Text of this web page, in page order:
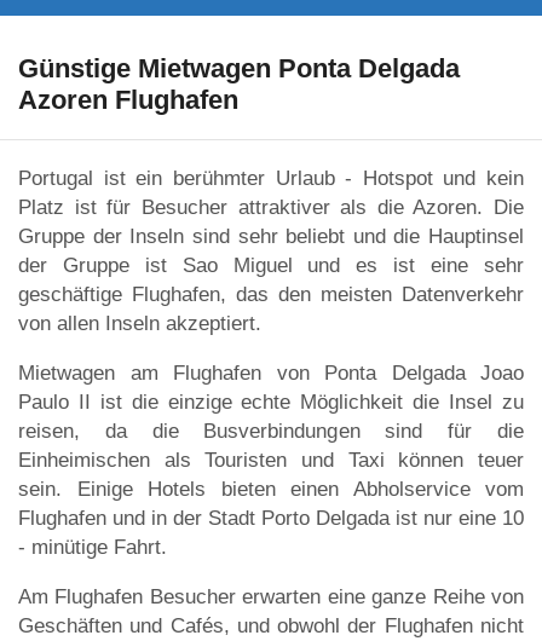
Günstige Mietwagen Ponta Delgada
Azoren Flughafen
Portugal ist ein berühmter Urlaub - Hotspot und kein
Platz ist für Besucher attraktiver als die Azoren. Die
Gruppe der Inseln sind sehr beliebt und die Hauptinsel
der Gruppe ist Sao Miguel und es ist eine sehr
geschäftige Flughafen, das den meisten Datenverkehr
von allen Inseln akzeptiert.
Mietwagen am Flughafen von Ponta Delgada Joao
Paulo II ist die einzige echte Möglichkeit die Insel zu
reisen, da die Busverbindungen sind für die
Einheimischen als Touristen und Taxi können teuer
sein. Einige Hotels bieten einen Abholservice vom
Flughafen und in der Stadt Porto Delgada ist nur eine 10
- minütige Fahrt.
Am Flughafen Besucher erwarten eine ganze Reihe von
Geschäften und Cafés, und obwohl der Flughafen nicht